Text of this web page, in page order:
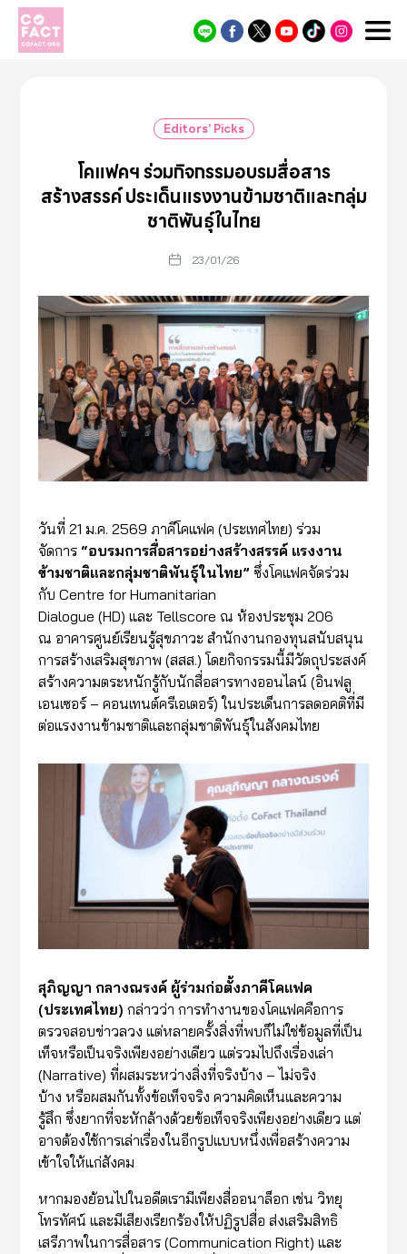
Cofact
Editors’ Picks
โคแฟคฯ ร่วมกิจกรรมอบรมสื่อสาร
สร้างสรรค์ ประเด็นแรงงานข้ามชาติและกลุ่ม
ชาติพันธุ์ในไทย
23/01/26
วันที่ 21 ม.ค. 2569 ภาคีโคแฟค (ประเทศไทย) ร่วม
จัดการ “อบรมการสื่อสารอย่างสร้างสรรค์ แรงงาน
ข้ามชาติและกลุ่มชาติพันธุ์ในไทย” ซึ่งโคแฟคจัดร่วม
กับ Centre for Humanitarian
Dialogue (HD) และ Tellscore ณ ห้องประชุม 206
ณ อาคารศูนย์เรียนรู้สุขภาวะ สำนักงานกองทุนสนับสนุน
การสร้างเสริมสุขภาพ (สสส.) โดยกิจกรรมนี้มีวัตถุประสงค์
สร้างความตระหนักรู้กับนักสื่อสารทางออนไลน์ (อินฟลู
เอนเซอร์ – คอนเทนต์ครีเอเตอร์) ในประเด็นการลดอคติที่มี
ต่อแรงงานข้ามชาติและกลุ่มชาติพันธุ์ในสังคมไทย
สุภิญญา กลางณรงค์ ผู้ร่วมก่อตั้งภาคีโคแฟค
(ประเทศไทย) กล่าวว่า การทำงานของโคแฟคคือการ
ตรวจสอบข่าวลวง แต่หลายครั้งสิ่งที่พบก็ไม่ใช่ข้อมูลที่เป็น
เท็จหรือเป็นจริงเพียงอย่างเดียว แต่รวมไปถึงเรื่องเล่า
(Narrative) ที่ผสมระหว่างสิ่งที่จริงบ้าง – ไม่จริง
บ้าง หรือผสมกันทั้งข้อเท็จจริง ความคิดเห็นและความ
รู้สึก ซึ่งยากที่จะหักล้างด้วยข้อเท็จจริงเพียงอย่างเดียว แต่
อาจต้องใช้การเล่าเรื่องในอีกรูปแบบหนึ่งเพื่อสร้างความ
เข้าใจให้แก่สังคม
หากมองย้อนไปในอดีตเรามีเพียงสื่ออนาล็อก เช่น วิทยุ
โทรทัศน์ และมีเสียงเรียกร้องให้ปฏิรูปสื่อ ส่งเสริมสิทธิ
เสรีภาพในการสื่อสาร (Communication Right) และ